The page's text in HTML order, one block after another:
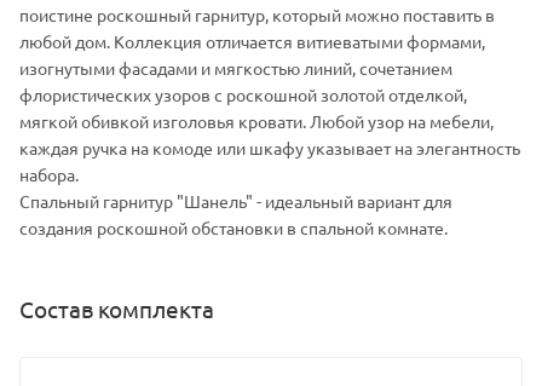
поистине роскошный гарнитур, который можно поставить в
любой дом. Коллекция отличается витиеватыми формами,
изогнутыми фасадами и мягкостью линий, сочетанием
флористических узоров с роскошной золотой отделкой,
мягкой обивкой изголовья кровати. Любой узор на мебели,
каждая ручка на комоде или шкафу указывает на элегантность
набора.
Спальный гарнитур "Шанель" - идеальный вариант для
создания роскошной обстановки в спальной комнате.
Состав комплекта